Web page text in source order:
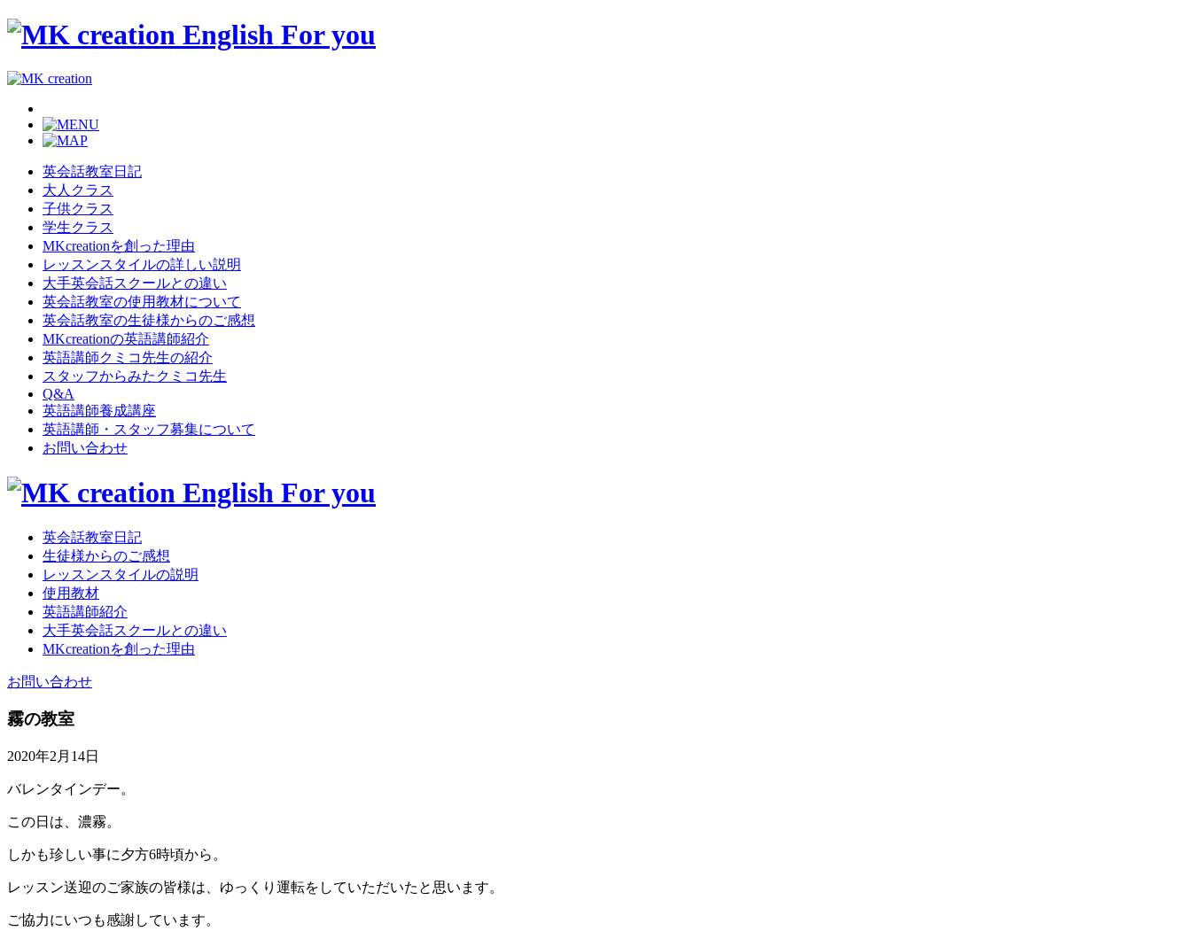
英会話教室日記
大人クラス
子供クラス
学生クラス
MKcreationを創った理由
レッスンスタイルの詳しい説明
大手英会話スクールとの違い
英会話教室の使用教材について
英会話教室の生徒様からのご感想
MKcreationの英語講師紹介
英語講師クミコ先生の紹介
スタッフからみたクミコ先生
Q&A
英語講師養成講座
英語講師・スタッフ募集について
お問い合わせ
英会話教室日記
生徒様からのご感想
レッスンスタイルの説明
使用教材
英語講師紹介
大手英会話スクールとの違い
MKcreationを創った理由
お問い合わせ
霧の教室
2020年2月14日
バレンタインデー。
この日は、濃霧。
しかも珍しい事に夕方6時頃から。
レッスン送迎のご家族の皆様は、ゆっくり運転をしていただいたと思います。
ご協力にいつも感謝しています。